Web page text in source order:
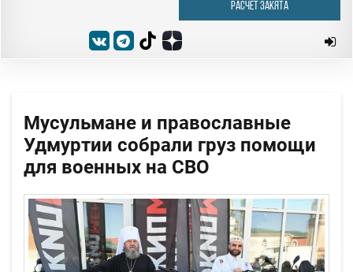
РАСЧЁТ ЗАКЯТА
Мусульмане и православные
Удмуртии собрали груз помощи
для военных на СВО